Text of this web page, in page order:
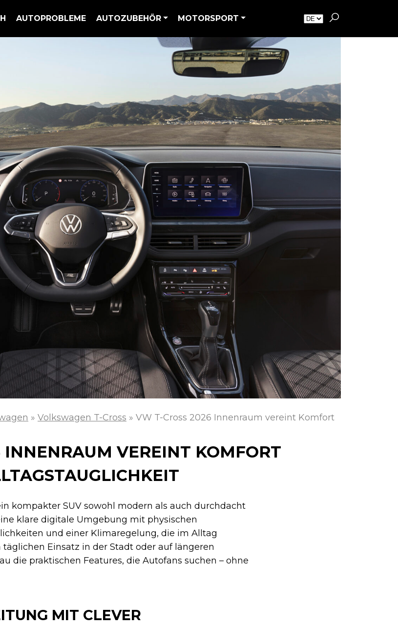
AUTOPROBLEME AUTOZUBEHÖR MOTORSPORT
» Volkswagen T-Cross » VW T-Cross 2026 Innenraum vereint Komfort
INNENRAUM VEREINT KOMFORT
kompakter SUV sowohl modern als auch durchdacht
klare digitale Umgebung mit physischen
und einer Klimaregelung, die im Alltag
Einsatz in der Stadt oder auf längeren
die praktischen Features, die Autofans suchen – ohne
MIT CLEVER